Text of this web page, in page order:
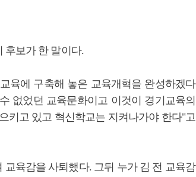
후보가 한 말이다.
육에 구축해 놓은 교육개혁을 완성하겠다
없었던 교육문화이고 이것이 경기교육의
키고 있고 혁신학교는 지켜나가야 한다"고
육감을 사퇴했다. 그뒤 누가 김 전 교육감